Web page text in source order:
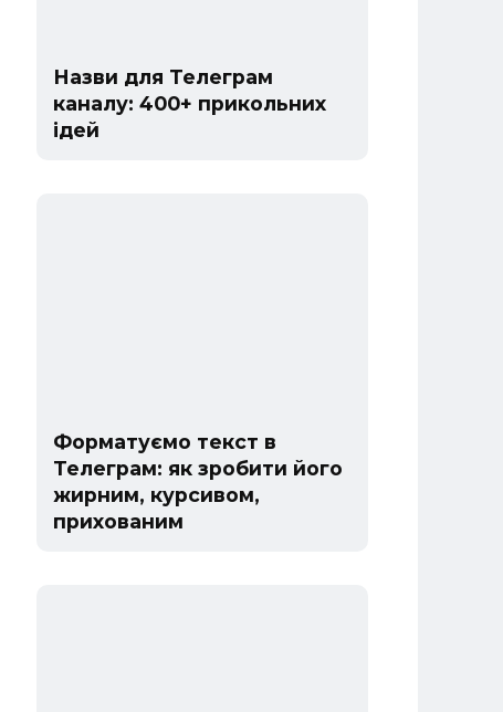
Назви для Телеграм
каналу: 400+ прикольних
ідей
Форматуємо текст в
Телеграм: як зробити його
жирним, курсивом,
прихованим